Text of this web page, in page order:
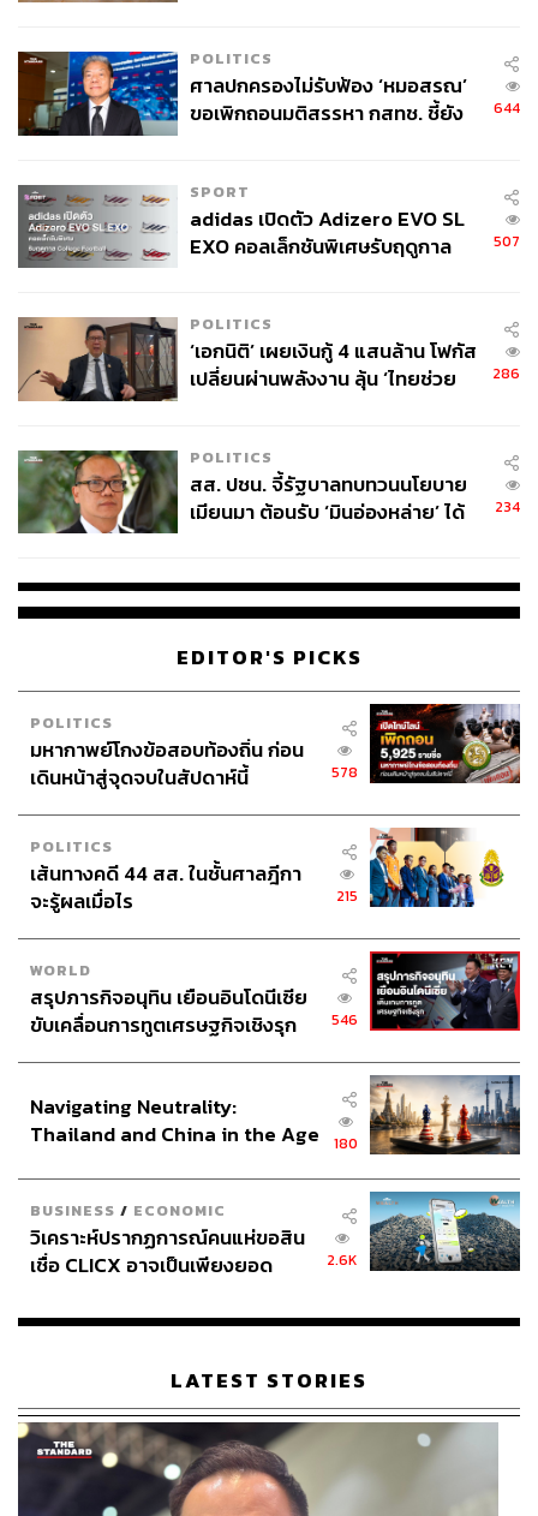
POLITICS
ศาลปกครองไม่รับฟ้อง ‘หมอสรณ’
ขอเพิกถอนมติสรรหา กสทช. ชี้ยัง
644
SPORT
adidas เปิดตัว Adizero EVO SL
EXO คอลเล็กชันพิเศษรับฤดูกาล
507
POLITICS
‘เอกนิติ’ เผยเงินกู้ 4 แสนล้าน โฟกัส
เปลี่ยนผ่านพลังงาน ลุ้น ‘ไทยช่วย
286
POLITICS
สส. ปชน. จี้รัฐบาลทบทวนนโยบาย
เมียนมา ต้อนรับ ‘มินอ่องหล่าย’ ได้
234
EDITOR'S PICKS
POLITICS
มหากาพย์โกงข้อสอบท้องถิ่น ก่อน
เดินหน้าสู่จุดจบในสัปดาห์นี้
578
POLITICS
เส้นทางคดี 44 สส. ในชั้นศาลฎีกา
จะรู้ผลเมื่อไร
215
WORLD
สรุปภารกิจอนุทิน เยือนอินโดนีเซีย
ขับเคลื่อนการทูตเศรษฐกิจเชิงรุก
546
Navigating Neutrality:
Thailand and China in the Age
180
BUSINESS / ECONOMIC
วิเคราะห์ปรากฏการณ์คนแห่ขอสิน
เชื่อ CLICX อาจเป็นเพียงยอด
เรือนไทยที่ถูกซุกไว้
2.6K
LATEST STORIES